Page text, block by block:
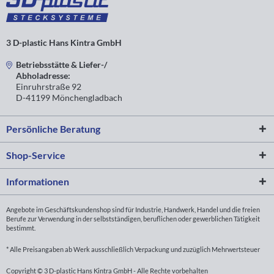
3 D-plastic Hans Kintra GmbH
Betriebsstätte & Liefer-/
Abholadresse:
Einruhrstraße 92
D-41199 Mönchengladbach
Persönliche Beratung
Shop-Service
Informationen
Angebote im Geschäftskundenshop sind für Industrie, Handwerk, Handel und die freien
Berufe zur Verwendung in der selbstständigen, beruflichen oder gewerblichen Tätigkeit
bestimmt.
* Alle Preisangaben ab Werk ausschließlich Verpackung und zuzüglich Mehrwertsteuer
Copyright © 3 D-plastic Hans Kintra GmbH - Alle Rechte vorbehalten